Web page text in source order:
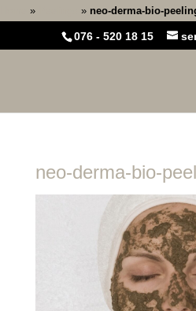
» » neo-derma-bio-
076 - 520 18 15
neo-derma-bio-